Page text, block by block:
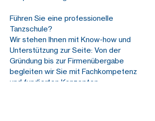
Führen Sie eine professionelle
Tanzschule?
Wir stehen Ihnen mit Know-how und
Unterstützung zur Seite: Von der
Gründung bis zur Firmenübergabe
begleiten wir Sie mit Fachkompetenz
und fundierten Konzepten.